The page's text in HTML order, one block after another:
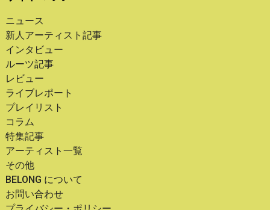
ニュース
新人アーティスト記事
インタビュー
ルーツ記事
レビュー
ライブレポート
プレイリスト
コラム
特集記事
アーティスト一覧
その他
BELONG について
お問い合わせ